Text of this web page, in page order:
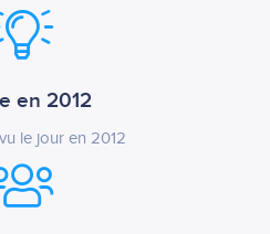
en 2012
le jour en 2012